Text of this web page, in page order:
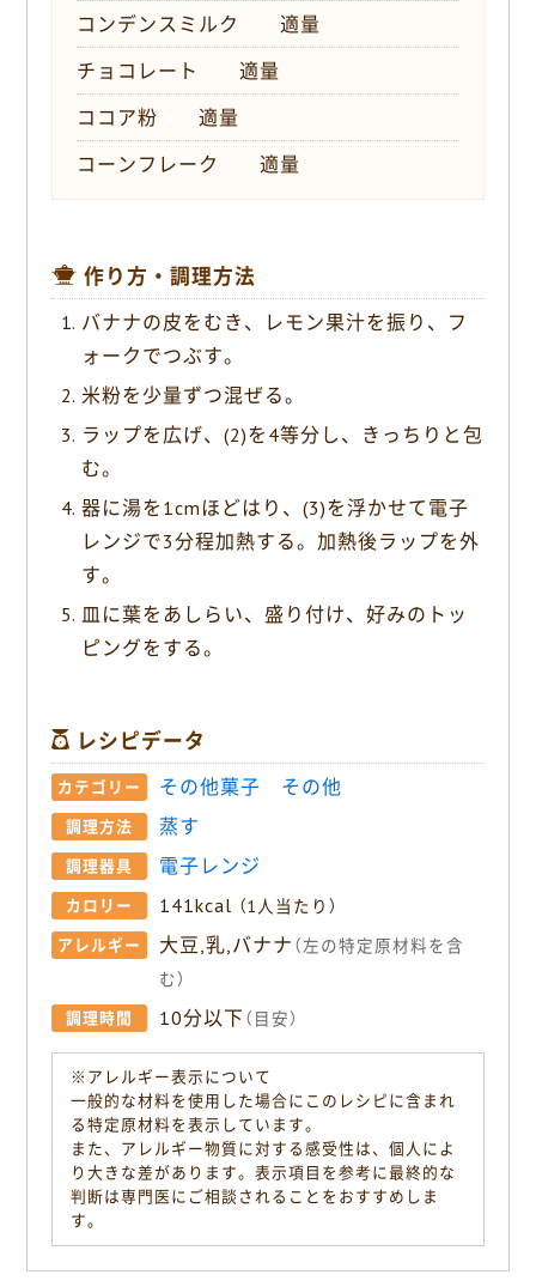
コンデンスミルク 適量
チョコレート 適量
ココア粉 適量
コーンフレーク 適量
作り方・調理方法
バナナの皮をむき、レモン果汁を振り、フ
ォークでつぶす。
米粉を少量ずつ混ぜる。
ラップを広げ、(2)を4等分し、きっちりと包
む。
器に湯を1cmほどはり、(3)を浮かせて電子
レンジで3分程加熱する。加熱後ラップを外
す。
皿に葉をあしらい、盛り付け、好みのトッ
ピングをする。
レシピデータ
カテゴリー その他菓子 その他
調理方法 蒸す
調理器具 電子レンジ
カロリー 141kcal （1人当たり）
アレルギー 大豆,乳,バナナ （左の特定原材料を含
む）
調理時間 10分以下 （目安）
※アレルギー表示について
一般的な材料を使用した場合にこのレシピに含まれ
る特定原材料を表示しています。
また、アレルギー物質に対する感受性は、個人によ
り大きな差があります。表示項目を参考に最終的な
判断は専門医にご相談されることをおすすめしま
す。